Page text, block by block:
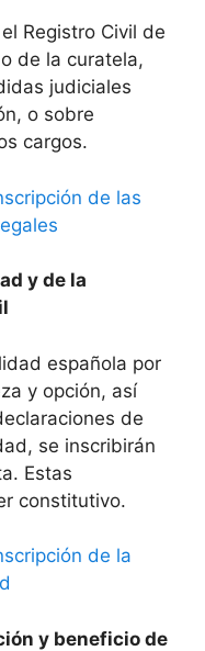
Registro Civil de
de la curatela,
judiciales
o sobre
cargos.
de las
y de la
española por
y opción, así
de
se inscribirán
Estas
constitutivo.
de la
y beneficio de